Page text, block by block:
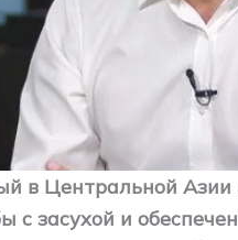
в Центральной Азии
с засухой и